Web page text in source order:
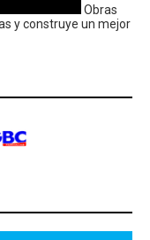
Obras
y construye un mejor